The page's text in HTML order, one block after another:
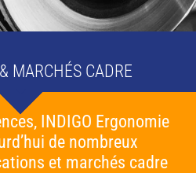
MARCHÉS CADRE
INDIGO Ergonomie
de nombreux
et marchés cadre